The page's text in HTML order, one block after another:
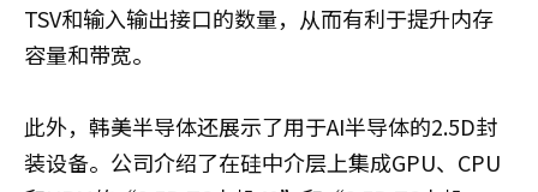
TSV和输入输出接口的数量，从而有利于提升内存
容量和带宽。
此外，韩美半导体还展示了用于AI半导体的2.5D封
装设备。公司介绍了在硅中介层上集成GPU、CPU